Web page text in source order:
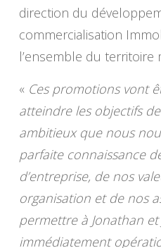
direction du
commercialisation
l’ensemble du territoire
« Ces promotions vont
atteindre les objectifs
ambitieux que nous
parfaite connaissance
d’entreprise, de nos
organisation et de nos
permettre à Jonathan et
immédiatement